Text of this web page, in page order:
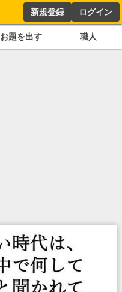
新規登録 ログイン
お題を出す 職人